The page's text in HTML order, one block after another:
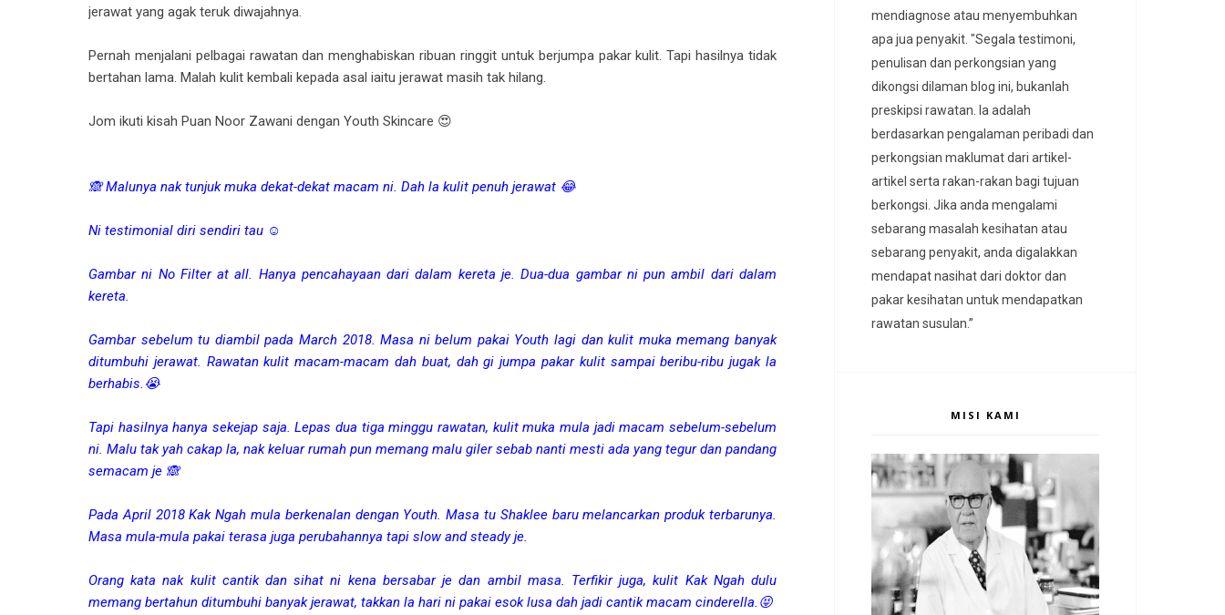
jerawat yang agak teruk diwajahnya.
Pernah menjalani pelbagai rawatan dan menghabiskan ribuan ringgit untuk berjumpa pakar kulit. Tapi hasilnya tidak
bertahan lama. Malah kulit kembali kepada asal iaitu jerawat masih tak hilang.
Jom ikuti kisah Puan Noor Zawani dengan Youth Skincare 😍
🙈 Malunya nak tunjuk muka dekat-dekat macam ni. Dah la kulit penuh jerawat 😂
Ni testimonial diri sendiri tau ☺️
Gambar ni No Filter at all. Hanya pencahayaan dari dalam kereta je. Dua-dua gambar ni pun ambil dari dalam
kereta.
Gambar sebelum tu diambil pada March 2018. Masa ni belum pakai Youth lagi dan kulit muka memang banyak
ditumbuhi jerawat. Rawatan kulit macam-macam dah buat, dah gi jumpa pakar kulit sampai beribu-ribu jugak la
berhabis.😭
Tapi hasilnya hanya sekejap saja. Lepas dua tiga minggu rawatan, kulit muka mula jadi macam sebelum-sebelum
ni. Malu tak yah cakap la, nak keluar rumah pun memang malu giler sebab nanti mesti ada yang tegur dan pandang
semacam je 🙈
Pada April 2018 Kak Ngah mula berkenalan dengan Youth. Masa tu Shaklee baru melancarkan produk terbarunya.
Masa mula-mula pakai terasa juga perubahannya tapi slow and steady je.
Orang kata nak kulit cantik dan sihat ni kena bersabar je dan ambil masa. Terfikir juga, kulit Kak Ngah dulu
memang bertahun ditumbuhi banyak jerawat, takkan la hari ni pakai esok lusa dah jadi cantik macam cinderella.😝
mendiagnose atau menyembuhkan
apa jua penyakit. "Segala testimoni,
penulisan dan perkongsian yang
dikongsi dilaman blog ini, bukanlah
preskipsi rawatan. Ia adalah
berdasarkan pengalaman peribadi dan
perkongsian maklumat dari artikel-
artikel serta rakan-rakan bagi tujuan
berkongsi. Jika anda mengalami
sebarang masalah kesihatan atau
sebarang penyakit, anda digalakkan
mendapat nasihat dari doktor dan
pakar kesihatan untuk mendapatkan
rawatan susulan.”
MISI KAMI